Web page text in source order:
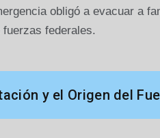
obligó a evacuar a
federales.
y el Origen del